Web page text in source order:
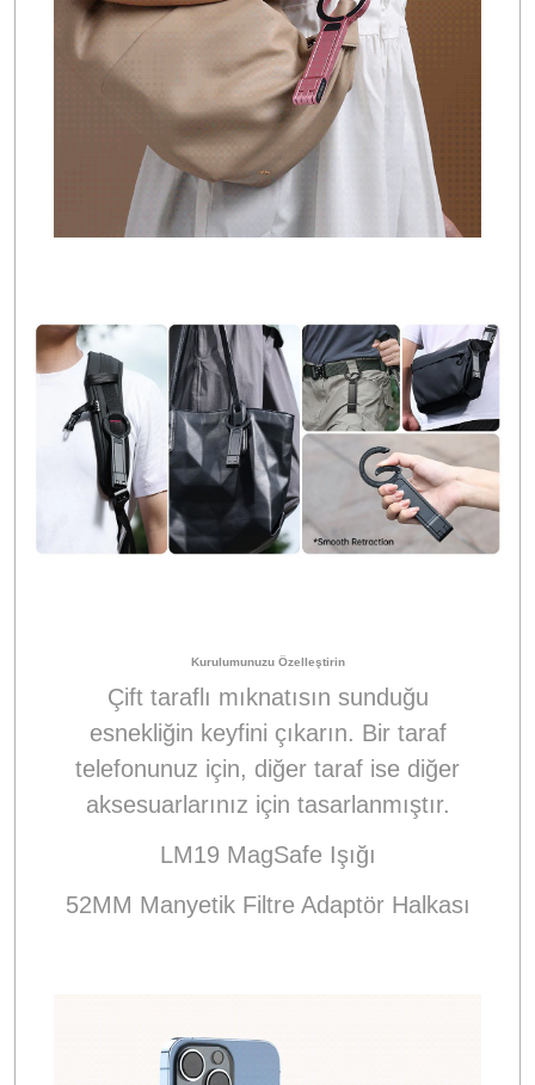
Kurulumunuzu Özelleştirin
Çift taraflı mıknatısın sunduğu
esnekliğin keyfini çıkarın. Bir taraf
telefonunuz için, diğer taraf ise diğer
aksesuarlarınız için tasarlanmıştır.
LM19 MagSafe Işığı
52MM Manyetik Filtre Adaptör Halkası